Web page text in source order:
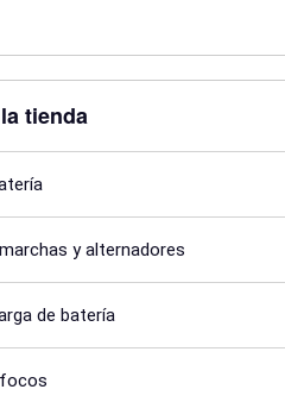
tienda
y alternadores
de batería